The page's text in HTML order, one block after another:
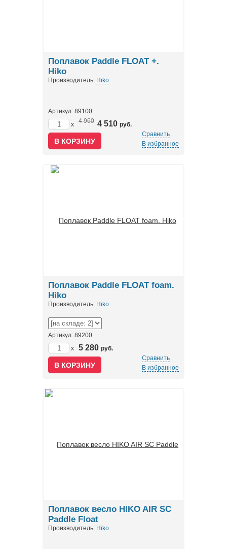
Поплавок Paddle FLOAT +.
Hiko
Производитель: Hiko
Артикул: 89100
x
4 960 4 510 руб.
Сравнить
В избранное
Поплавок Paddle FLOAT foam.
Hiko
Производитель: Hiko
Артикул: 89200
x
5 280 руб.
Сравнить
В избранное
Поплавок весло HIKO AIR SC
Paddle Float
Производитель: Hiko